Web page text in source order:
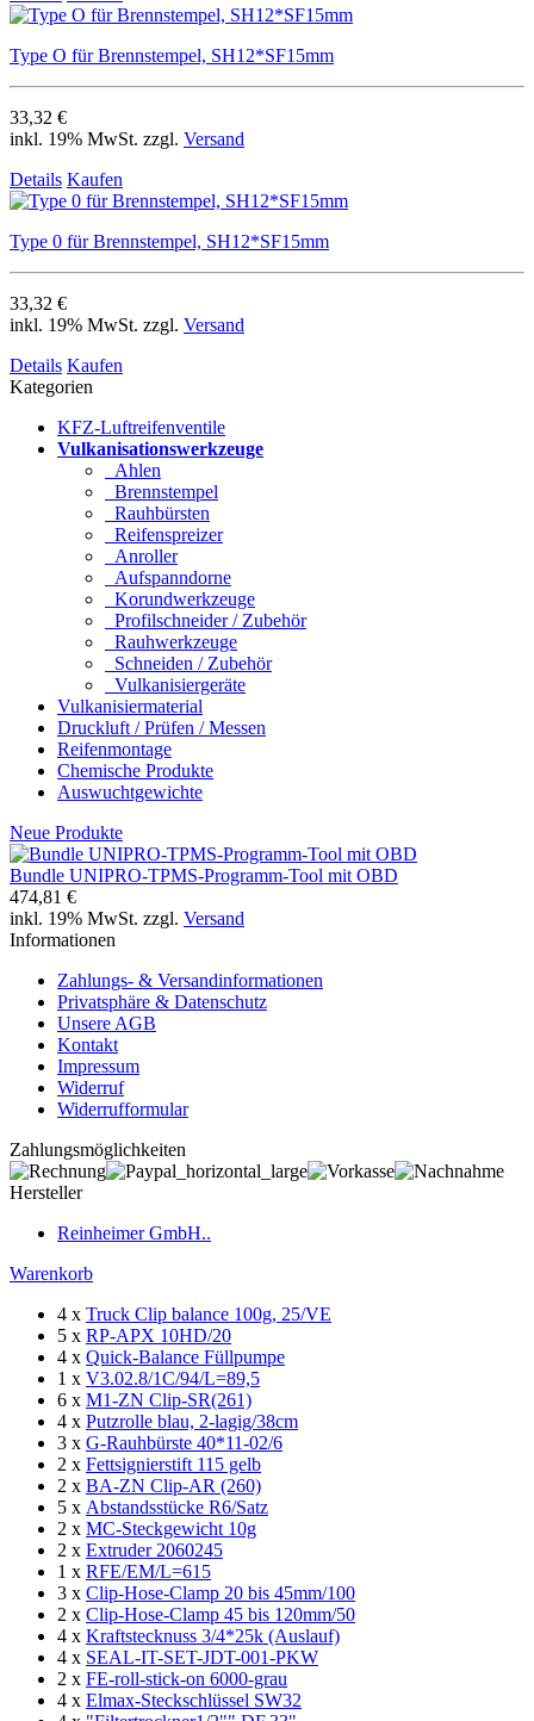
Type O für Brennstempel, SH12*SF15mm
33,32 €
inkl. 19% MwSt. zzgl. Versand
Details Kaufen
Type 0 für Brennstempel, SH12*SF15mm
33,32 €
inkl. 19% MwSt. zzgl. Versand
Details Kaufen
Kategorien
KFZ-Luftreifenventile
Vulkanisationswerkzeuge
Ahlen
Brennstempel
Rauhbürsten
Reifenspreizer
Anroller
Aufspanndorne
Korundwerkzeuge
Profilschneider / Zubehör
Rauhwerkzeuge
Schneiden / Zubehör
Vulkanisiergeräte
Vulkanisiermaterial
Druckluft / Prüfen / Messen
Reifenmontage
Chemische Produkte
Auswuchtgewichte
Neue Produkte
Bundle UNIPRO-TPMS-Programm-Tool mit OBD
474,81 €
inkl. 19% MwSt. zzgl. Versand
Informationen
Zahlungs- & Versandinformationen
Privatsphäre & Datenschutz
Unsere AGB
Kontakt
Impressum
Widerruf
Widerrufformular
Zahlungsmöglichkeiten
Hersteller
Reinheimer GmbH..
Warenkorb
4 x Truck Clip balance 100g, 25/VE
5 x RP-APX 10HD/20
4 x Quick-Balance Füllpumpe
1 x V3.02.8/1C/94/L=89,5
6 x M1-ZN Clip-SR(261)
4 x Putzrolle blau, 2-lagig/38cm
3 x G-Rauhbürste 40*11-02/6
2 x Fettsignierstift 115 gelb
2 x BA-ZN Clip-AR (260)
5 x Abstandsstücke R6/Satz
2 x MC-Steckgewicht 10g
2 x Extruder 2060245
1 x RFE/EM/L=615
3 x Clip-Hose-Clamp 20 bis 45mm/100
2 x Clip-Hose-Clamp 45 bis 120mm/50
4 x Kraftstecknuss 3/4*25k (Auslauf)
4 x SEAL-IT-SET-JDT-001-PKW
2 x FE-roll-stick-on 6000-grau
4 x Elmax-Steckschlüssel SW32